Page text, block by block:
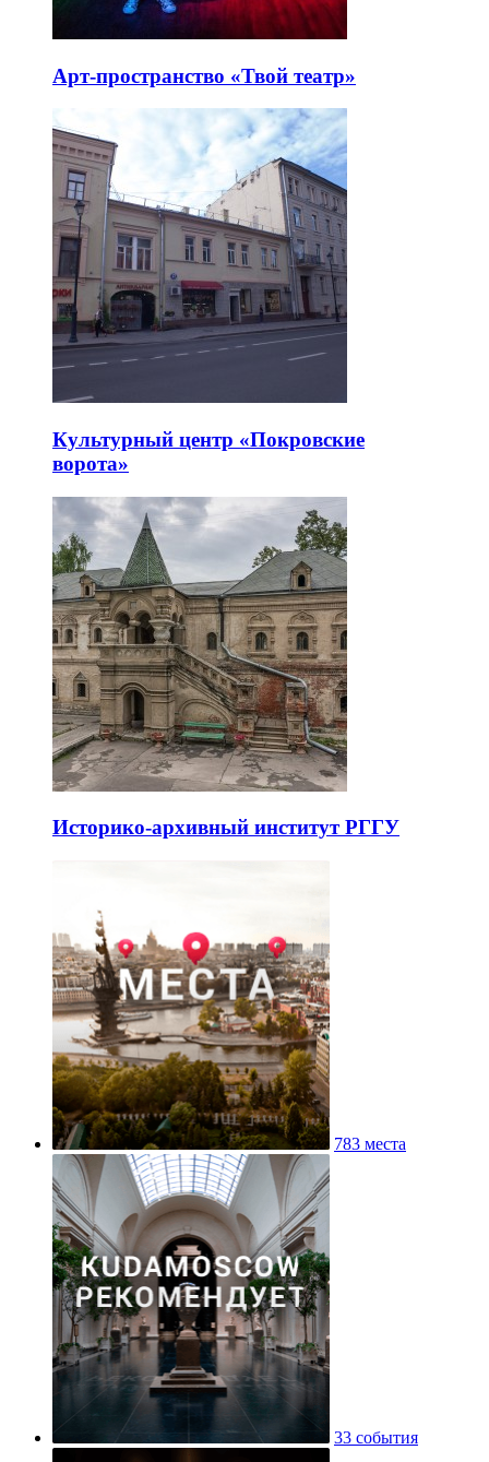
Арт-пространство «Твой театр»
Культурный центр «Покровские
ворота»
Историко-архивный институт РГГУ
783 места
33 события